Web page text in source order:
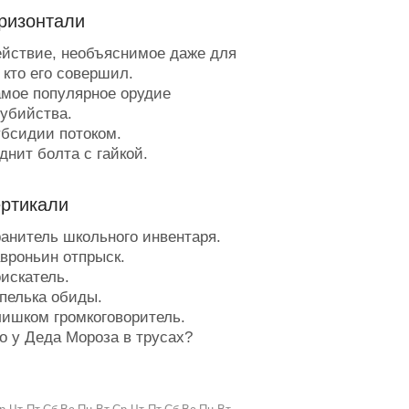
необъяснимое даже для
кто его совершил.
популярное орудие
потоком.
болта с гайкой.
человека.
без правды.
шар.
плюс.
в ожидании киндер-
толчок.
школьного инвентаря.
отпрыск.
обиды.
громкоговоритель.
у Деда Мороза в трусах?